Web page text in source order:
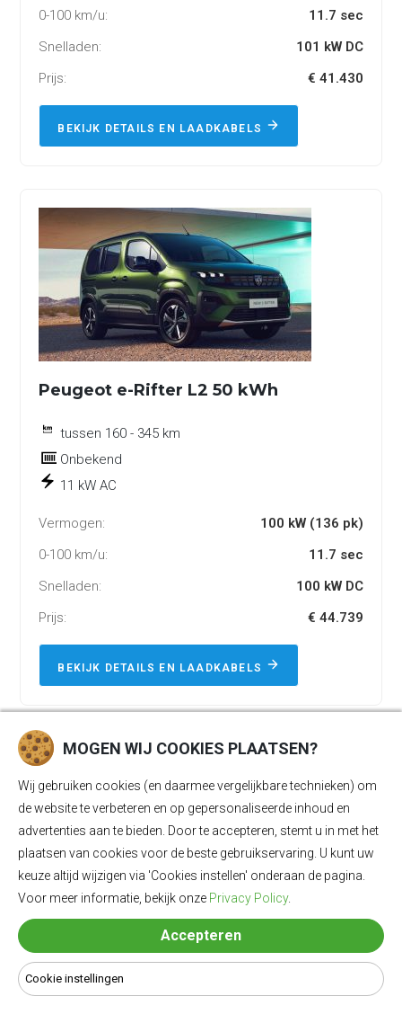
0-100 km/u:
11.7 sec
Snelladen:
101 kW DC
Prijs:
€ 41.430
BEKIJK DETAILS EN LAADKABELS
Peugeot e-Rifter L2 50 kWh
tussen 160 - 345 km
Onbekend
11 kW AC
Vermogen:
100 kW (136 pk)
0-100 km/u:
11.7 sec
Snelladen:
100 kW DC
Prijs:
€ 44.739
BEKIJK DETAILS EN LAADKABELS
LAADKABEL4U
Wij zijn dé specialist in de verkoop van laadkabels voor uw
elektrische voertuig. Met onze producten laadt u veilig op
en staat u nooit zonder een lege batterij.
Vragen of graag persoonlijk advies? Neem contact op met
onze laadkabel experts :
0318 - 250030
MOGEN WIJ COOKIES PLAATSEN?
Wij gebruiken cookies (en daarmee vergelijkbare technieken) om
de website te verbeteren en op gepersonaliseerde inhoud en
advertenties aan te bieden. Door te accepteren, stemt u in met het
plaatsen van cookies voor de beste gebruikservaring. U kunt uw
keuze altijd wijzigen via 'Cookies instellen' onderaan de pagina.
Voor meer informatie, bekijk onze Privacy Policy.
Accepteren
Cookie instellingen